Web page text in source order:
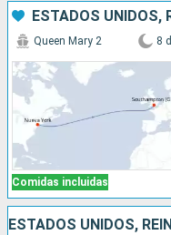
ESTADOS UNIDOS,
Comidas incluidas
Queen Mary 2 8 d